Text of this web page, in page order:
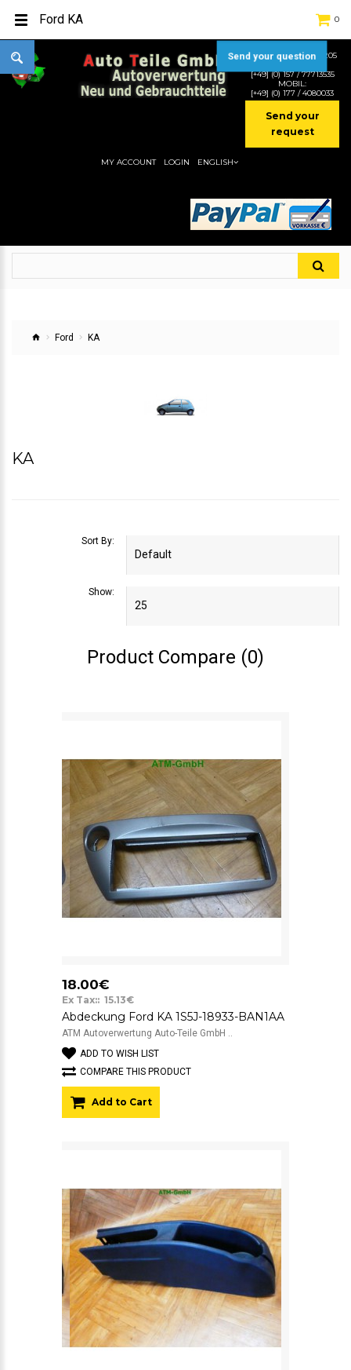
TEL:[+49] (0) 2232-5205
MOBIL:
[+49] (0) 157 / 77713535
MOBIL:
[+49] (0) 177 / 4080033
Send your
request
0
MY ACCOUNT LOGIN ENGLISH
Ford KA
KA
Sort By:
Show:
Product Compare (0)
18.00€
Ex Tax:: 15.13€
Abdeckung Ford KA 1S5J-18933-BAN1AA
ATM Autoverwertung Auto-Teile GmbH ..
ADD TO WISH LIST
COMPARE THIS PRODUCT
Add to Cart
Ford KA
Send your question